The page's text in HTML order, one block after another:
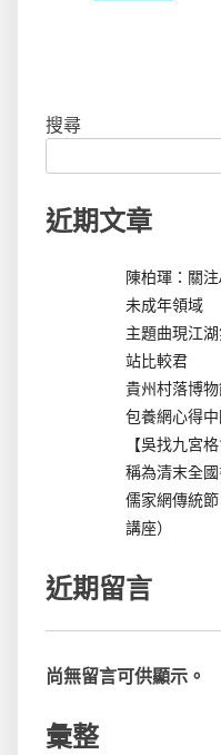
搜尋
近期文章
陳柏琿：關
未成年領域
主題曲現江
站比較君
貴州村落博
包養網心得
【吳找九宮
稱為清末全
儒家網傳統
講座）
近期留言
尚無留言可供顯示。
彙整